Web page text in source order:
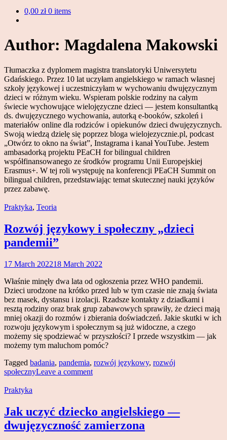
0,00 zł 0 items
Author: Magdalena Makowski
Tłumaczka z dyplomem magistra translatoryki Uniwersytetu
Gdańskiego. Przez 10 lat uczyłam angielskiego w ramach własnej
szkoły językowej i uczestniczyłam w wychowaniu dwujęzycznym
dzieci w różnym wieku. Wspieram polskie rodziny na całym
świecie wychowujące wielojęzyczne dzieci — jestem konsultantką
ds. dwujęzycznego wychowania, autorką e-booków, szkoleń i
materiałów online dla rodziców i opiekunów dzieci dwujęzycznych.
Swoją wiedzą dzielę się poprzez bloga wielojezycznie.pl, podcast
„Otwórz to okno na świat”, Instagrama i kanał YouTube. Jestem
ambasadorką projektu PEaCH for bilingual children
współfinansowanego ze środków programu Unii Europejskiej
Erasmus+. W tej roli występuję na konferencji PEaCH Summit on
bilingual children, przedstawiając temat skutecznej nauki języków
przez zabawę.
Praktyka, Teoria
Rozwój językowy i społeczny „dzieci
pandemii”
17 March 202218 March 2022
Właśnie minęły dwa lata od ogłoszenia przez WHO pandemii.
Dzieci urodzone na krótko przed lub w tym czasie nie znają świata
bez masek, dystansu i izolacji. Rzadsze kontakty z dziadkami i
resztą rodziny oraz brak grup zabawowych sprawiły, że dzieci mają
mniej okazji do rozmów i zbierania doświadczeń. Jakie skutki w ich
rozwoju językowym i społecznym są już widoczne, a czego
możemy się spodziewać w przyszłości? I przede wszystkim — jak
możemy tym maluchom pomóc?
Tagged badania, pandemia, rozwój językowy, rozwój
społecznyLeave a comment
Praktyka
Jak uczyć dziecko angielskiego —
dwujęzyczność zamierzona